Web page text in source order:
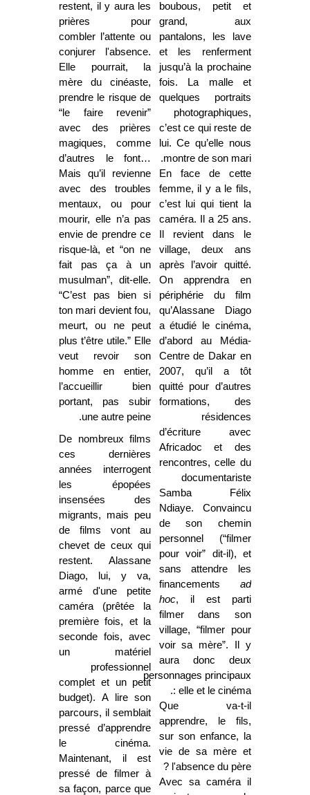
boubous, petit et
grand, aux
pantalons, les lave
et les renferment
jusqu’à la prochaine
fois. La malle et
quelques portraits
photographiques,
c’est ce qui reste de
lui. Ce qu’elle nous
montre de son mari.
En face de cette
femme, il y a le fils,
c’est lui qui tient la
caméra. Il a 25 ans.
Il revient dans le
village, deux ans
après l’avoir quitté.
On apprendra en
périphérie du film
qu’Alassane Diago
a étudié le cinéma,
d’abord au Média-
Centre de Dakar en
2007, qu’il a tôt
quitté pour d’autres
formations, des
résidences
d’écriture avec
Africadoc et des
rencontres, celle du
documentariste
Samba Félix
Ndiaye. Convaincu
de son chemin
personnel (“filmer
pour voir” dit-il), et
sans attendre les
financements ad
hoc, il est parti
filmer dans son
village, “filmer pour
voir sa mère”. Il y
aura donc deux
personnages principaux
: elle et le cinéma.
Que va-t-il
apprendre, le fils,
sur son enfance, la
vie de sa mère et
l'absence du père ?
Avec sa caméra il
restent, il y aura les
prières pour
combler l’attente ou
conjurer l'absence.
Elle pourrait, la
mère du cinéaste,
prendre le risque de
“le faire revenir”
avec des prières
magiques, comme
d’autres le font…
Mais qu’il revienne
avec des troubles
mentaux, ou pour
mourir, elle n’a pas
envie de prendre ce
risque-là, et “on ne
fait pas ça à un
musulman”, dit-elle.
“C’est pas bien si
ton mari devient fou,
meurt, ou ne peut
plus t’être utile.” Elle
veut revoir son
homme en entier,
l’accueillir bien
portant, pas subir
une autre peine.
De nombreux films
ces dernières
années interrogent
les épopées
insensées des
migrants, mais peu
de films vont au
chevet de ceux qui
restent. Alassane
Diago, lui, y va,
armé d'une petite
caméra (prêtée la
première fois, et la
seconde fois, avec
un matériel
professionnel
complet et un petit
budget). A lire son
parcours, il semblait
pressé d’apprendre
le cinéma.
Maintenant, il est
pressé de filmer à
sa façon, parce que